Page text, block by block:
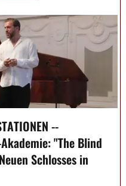
--
"The Blind
Schlosses in